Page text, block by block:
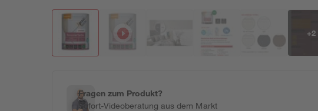
+2
Fragen zum Produkt?
Sofort-Videoberatung aus dem Markt